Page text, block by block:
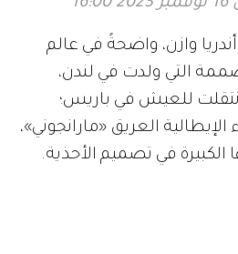
وازن، واضحةً في عالم
التي ولدت في لندن،
للعيش في باريس؛
العريق «مارانجوني»،
في تصميم الأحذية.